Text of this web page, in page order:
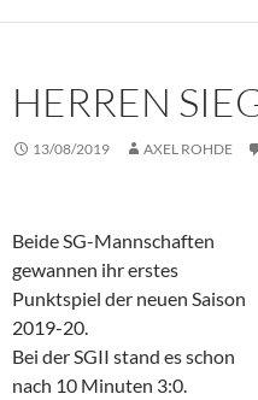
HERREN
13/08/2019 AXEL ROHDE
Beide SG-Mannschaften
gewannen ihr erstes
Punktspiel der neuen Saison
2019-20.
Bei der SGII stand es schon
nach 10 Minuten 3:0.